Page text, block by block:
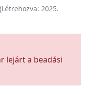
(Létrehozva: 2025.
lejárt a beadási